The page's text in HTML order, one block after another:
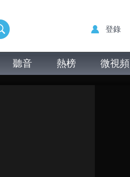
登錄
聽音 熱榜 微視頻